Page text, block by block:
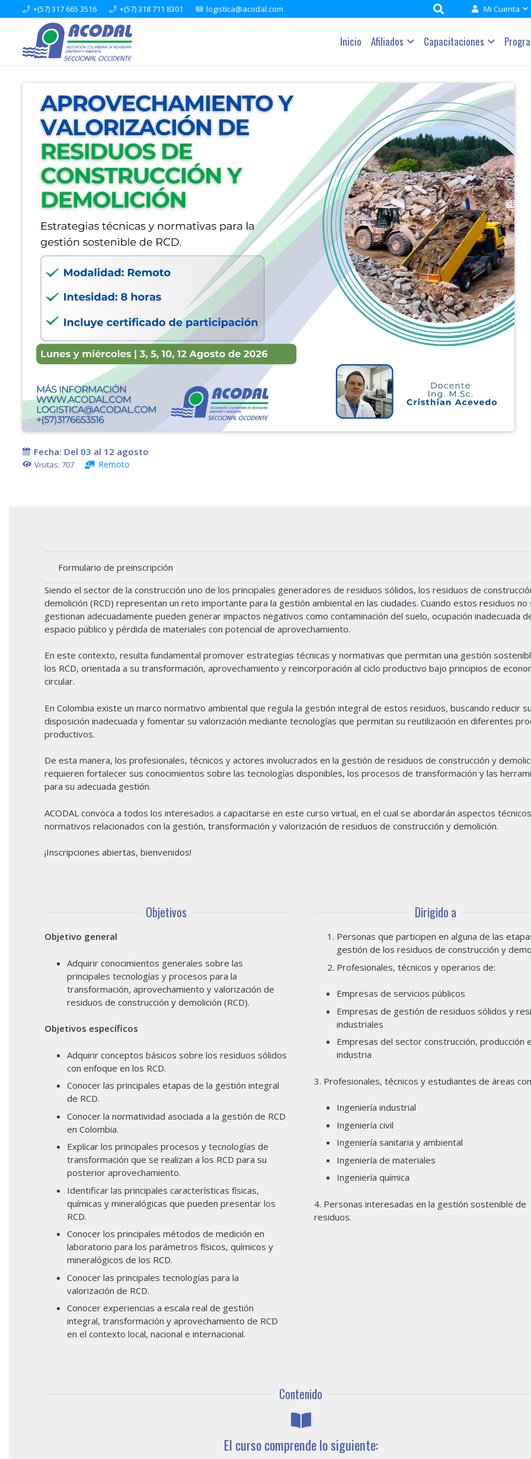
+(57) 317 665 3516 +(57) 318 711 8301 logistica@acodal.com Mi Cuenta
Inicio Afiliados Capacitaciones
Fecha: Del 03 al 12 agosto
Visitas: 707 Remoto
Formulario de preinscripción
Siendo el sector de la construcción uno de los principales generadores de residuos sólidos, los residuos de
demolición (RCD) representan un reto importante para la gestión ambiental en las ciudades. Cuando estos residuos no
gestionan adecuadamente pueden generar impactos negativos como contaminación del suelo, ocupación inadecuada
espacio público y pérdida de materiales con potencial de aprovechamiento.
En este contexto, resulta fundamental promover estrategias técnicas y normativas que permitan una gestión
los RCD, orientada a su transformación, aprovechamiento y reincorporación al ciclo productivo bajo principios de
circular.
En Colombia existe un marco normativo ambiental que regula la gestión integral de estos residuos, buscando reducir
disposición inadecuada y fomentar su valorización mediante tecnologías que permitan su reutilización en diferentes
productivos.
De esta manera, los profesionales, técnicos y actores involucrados en la gestión de residuos de construcción y
requieren fortalecer sus conocimientos sobre las tecnologías disponibles, los procesos de transformación y las
para su adecuada gestión.
ACODAL convoca a todos los interesados a capacitarse en este curso virtual, en el cual se abordarán aspectos
normativos relacionados con la gestión, transformación y valorización de residuos de construcción y demolición.
¡Inscripciones abiertas, bienvenidos!
Objetivos
Objetivo general
Adquirir conocimientos generales sobre las
principales tecnologías y procesos para la
transformación, aprovechamiento y valorización de
residuos de construcción y demolición (RCD).
Objetivos específicos
Adquirir conceptos básicos sobre los residuos sólidos
con enfoque en los RCD.
Conocer las principales etapas de la gestión integral
de RCD.
Conocer la normatividad asociada a la gestión de RCD
en Colombia.
Explicar los principales procesos y tecnologías de
transformación que se realizan a los RCD para su
posterior aprovechamiento.
Identificar las principales características físicas,
químicas y mineralógicas que pueden presentar los
RCD.
Conocer los principales métodos de medición en
laboratorio para los parámetros físicos, químicos y
mineralógicos de los RCD.
Conocer las principales tecnologías para la
valorización de RCD.
Conocer experiencias a escala real de gestión
integral, transformación y aprovechamiento de RCD
en el contexto local, nacional e internacional.
Dirigido a
Personas que participen en alguna de las
gestión de los residuos de construcción y
Profesionales, técnicos y operarios de:
Empresas de servicios públicos
Empresas de gestión de residuos sólidos y
industriales
Empresas del sector construcción, producción
industria
3. Profesionales, técnicos y estudiantes de áreas
Ingeniería industrial
Ingeniería civil
Ingeniería sanitaria y ambiental
Ingeniería de materiales
Ingeniería química
4. Personas interesadas en la gestión sostenible de
residuos.
Contenido
El curso comprende lo siguiente: